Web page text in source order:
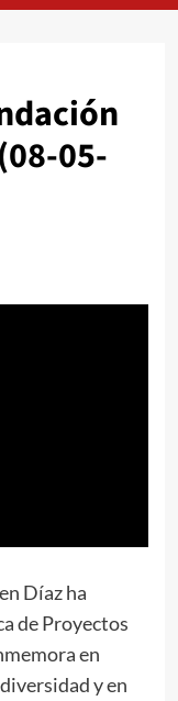
05-
Díaz ha
de Proyectos
en
y en